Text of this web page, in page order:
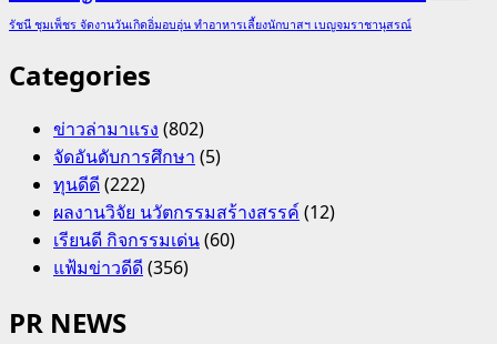
รัชนี ชุมเพ็ชร จัดงานวันเกิดอิ่มอบอุ่น ทำอาหารเลี้ยงนักบาสฯ เบญจมราชานุสรณ์
Categories
ข่าวล่ามาแรง (802)
จัดอันดับการศึกษา (5)
ทุนดีดี(222)
ผลงานวิจัย นวัตกรรมสร้างสรรค์(12)
เรียนดี กิจกรรมเด่น(60)
แฟ้มข่าวดีดี(356)
PR NEWS